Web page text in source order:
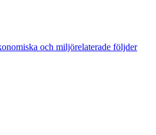
och miljörelaterade följder